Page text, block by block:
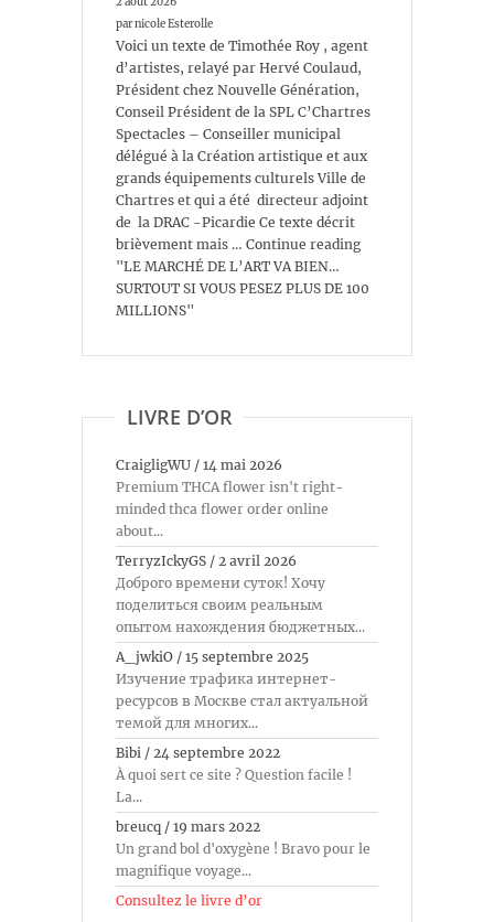
par nicole Esterolle
Voici un texte de Timothée Roy , agent
d’artistes, relayé par Hervé Coulaud,
Président chez Nouvelle Génération,
Conseil Président de la SPL C’Chartres
Spectacles – Conseiller municipal
délégué à la Création artistique et aux
grands équipements culturels Ville de
Chartres et qui a été directeur adjoint
de la DRAC -Picardie Ce texte décrit
brièvement mais … Continue reading
"LE MARCHÉ DE L’ART VA BIEN…
SURTOUT SI VOUS PESEZ PLUS DE 100
MILLIONS"
LIVRE D’OR
CraigligWU / 14 mai 2026
Premium THCA flower isn't right-
minded thca flower order online
about...
TerryzIckyGS / 2 avril 2026
Доброго времени суток! Хочу
поделиться своим реальным
опытом нахождения бюджетных...
A_jwkiO / 15 septembre 2025
Изучение трафика интернет-
ресурсов в Москве стал актуальной
темой для многих...
Bibi / 24 septembre 2022
À quoi sert ce site ? Question facile !
La...
breucq / 19 mars 2022
Un grand bol d'oxygène ! Bravo pour le
magnifique voyage...
Consultez le livre d’or